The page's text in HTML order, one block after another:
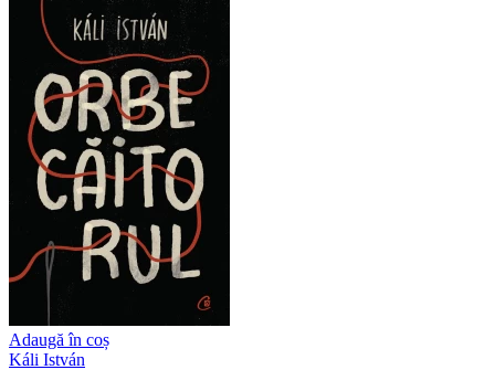
Adaugă în coș
Káli István